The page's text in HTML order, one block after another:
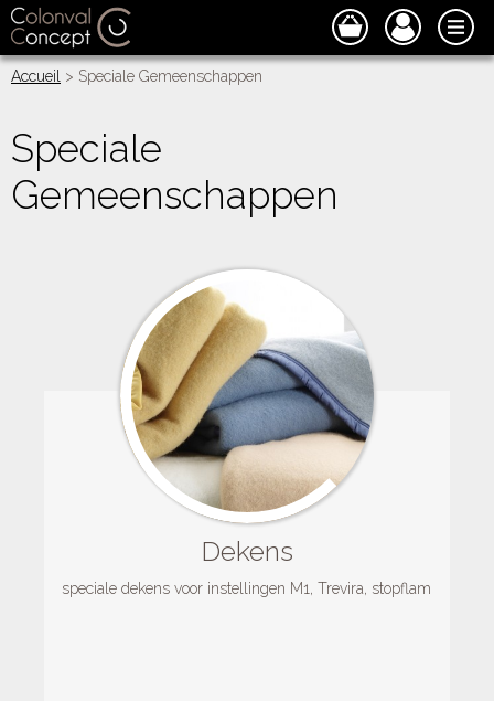
Accueil > Speciale Gemeenschappen
Speciale
Gemeenschappen
Dekens
speciale dekens voor instellingen M1, Trevira, stopflam